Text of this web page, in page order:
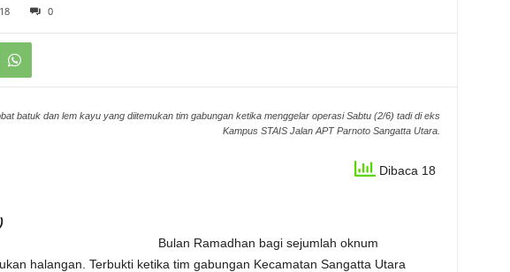
0
batuk dan lem kayu yang diitemukan tim gabungan ketika menggelar operasi Sabtu (2/6) tadi di eks
Kampus STAIS Jalan APT Parnoto Sangatta Utara.
Dibaca 18
Bulan Ramadhan bagi sejumlah oknum
halangan. Terbukti ketika tim gabungan Kecamatan Sangatta Utara